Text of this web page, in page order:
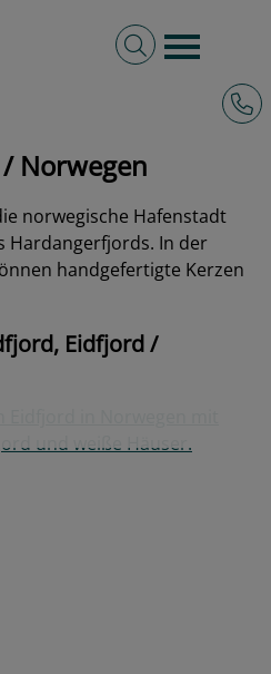
Burger
Volltextsuche
Norwegen
norwegische Hafenstadt
Hardangerfjords. In der
handgefertigte Kerzen
Eidfjord /